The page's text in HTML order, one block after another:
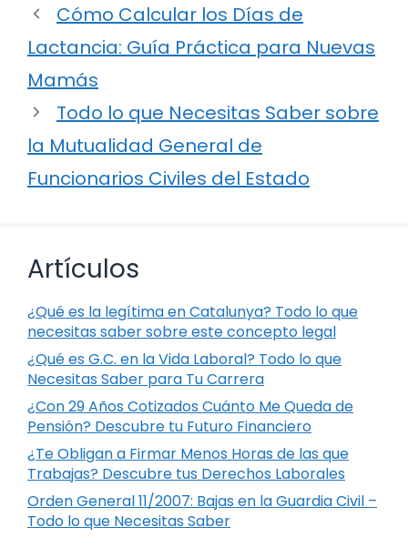
Cómo Calcular los Días de
Lactancia: Guía Práctica para Nuevas
Mamás
Todo lo que Necesitas Saber sobre
la Mutualidad General de
Funcionarios Civiles del Estado
Artículos
¿Qué es la legítima en Catalunya? Todo lo que
necesitas saber sobre este concepto legal
¿Qué es G.C. en la Vida Laboral? Todo lo que
Necesitas Saber para Tu Carrera
¿Con 29 Años Cotizados Cuánto Me Queda de
Pensión? Descubre tu Futuro Financiero
¿Te Obligan a Firmar Menos Horas de las que
Trabajas? Descubre tus Derechos Laborales
Orden General 11/2007: Bajas en la Guardia Civil –
Todo lo que Necesitas Saber